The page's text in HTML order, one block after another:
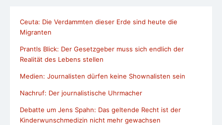
Ceuta: Die Verdammten dieser Erde sind heute die
Migranten
Prantls Blick: Der Gesetzgeber muss sich endlich der
Realität des Lebens stellen
Medien: Journalisten dürfen keine Shownalisten sein
Nachruf: Der journalistische Uhrmacher
Debatte um Jens Spahn: Das geltende Recht ist der
Kinderwunschmedizin nicht mehr gewachsen